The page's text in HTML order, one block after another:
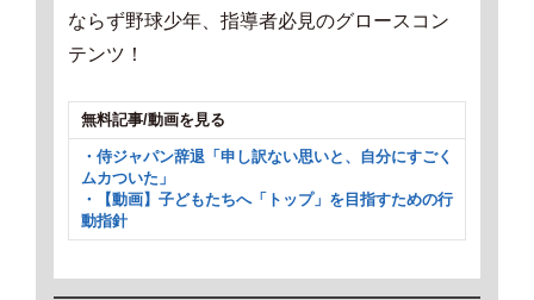
ならず野球少年、指導者必見のグロースコン
テンツ！
無料記事/動画を見る
・侍ジャパン辞退「申し訳ない思いと、自分にすごく
ムカついた」
・【動画】子どもたちへ「トップ」を目指すための行
動指針